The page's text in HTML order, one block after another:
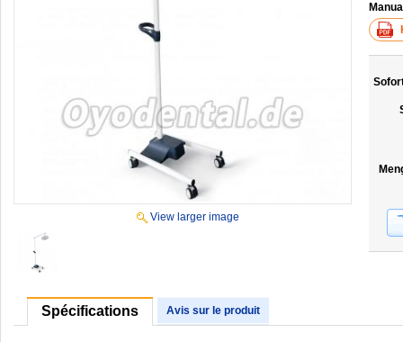
View larger image
Spécifications Avis sur le produit